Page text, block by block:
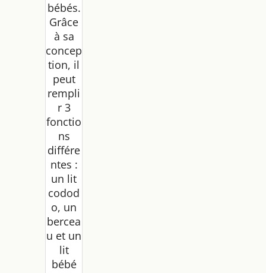
bébés.
Grâce
à sa
concep
tion, il
peut
rempli
r 3
fonctio
ns
différe
ntes :
un lit
codod
o, un
bercea
u et un
lit
bébé